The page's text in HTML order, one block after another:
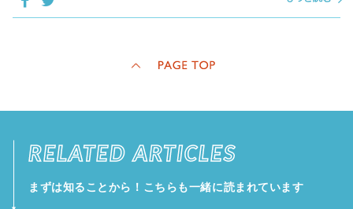
RELATED ARTICLES
まずは知ることから！こちらも一緒に読まれています